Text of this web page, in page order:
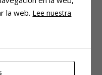
la web. Lee nuestra